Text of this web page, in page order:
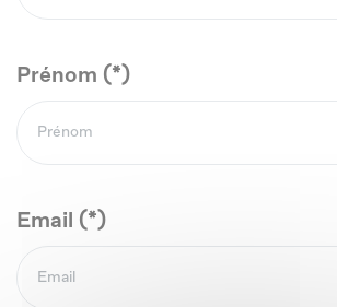
Prénom (*)
Email (*)